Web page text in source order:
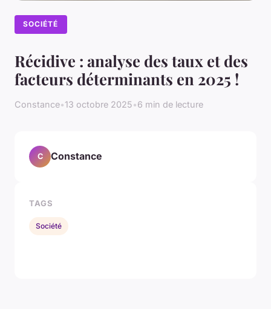
SOCIÉTÉ
Récidive : analyse des taux et des
facteurs déterminants en 2025 !
Constance•13 octobre 2025•6 min de lecture
C Constance
TAGS
Société